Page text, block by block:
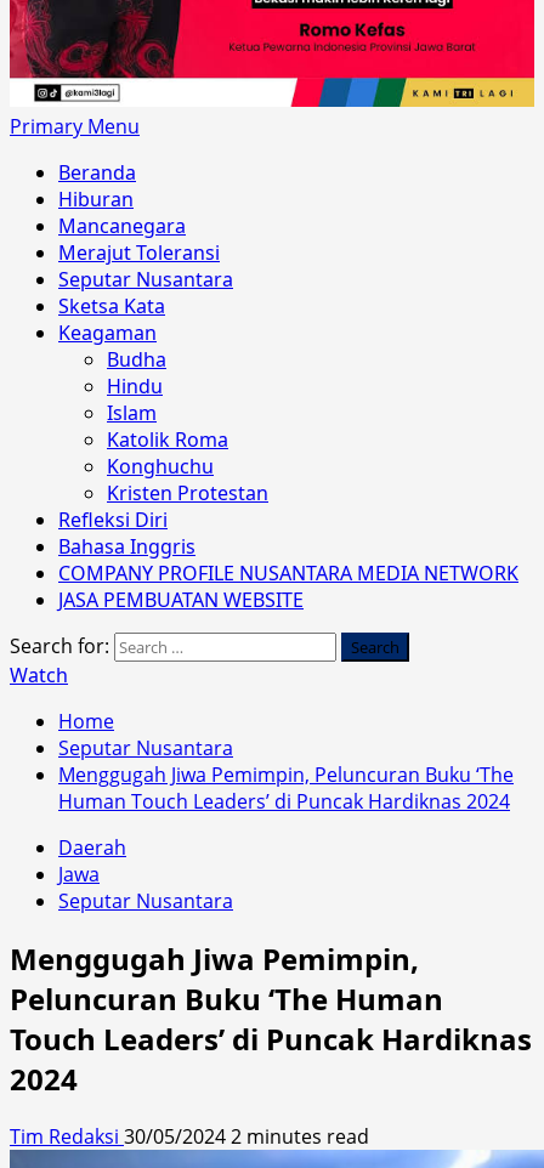
Primary Menu
Beranda
Hiburan
Mancanegara
Merajut Toleransi
Seputar Nusantara
Sketsa Kata
Keagaman
Budha
Hindu
Islam
Katolik Roma
Konghuchu
Kristen Protestan
Refleksi Diri
Bahasa Inggris
COMPANY PROFILE NUSANTARA MEDIA NETWORK
JASA PEMBUATAN WEBSITE
Search for:
Watch
Home
Seputar Nusantara
Menggugah Jiwa Pemimpin, Peluncuran Buku ‘The
Human Touch Leaders’ di Puncak Hardiknas 2024
Daerah
Jawa
Seputar Nusantara
Menggugah Jiwa Pemimpin,
Peluncuran Buku ‘The Human
Touch Leaders’ di Puncak Hardiknas
2024
Tim Redaksi 30/05/20242 minutes read